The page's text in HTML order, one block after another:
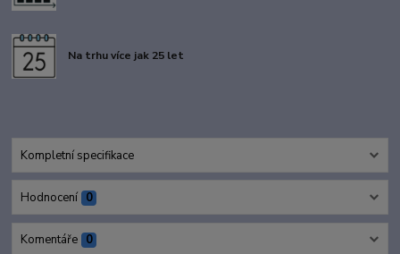
Na trhu více jak 25 let
Kompletní specifikace
Hodnocení 0
Komentáře 0